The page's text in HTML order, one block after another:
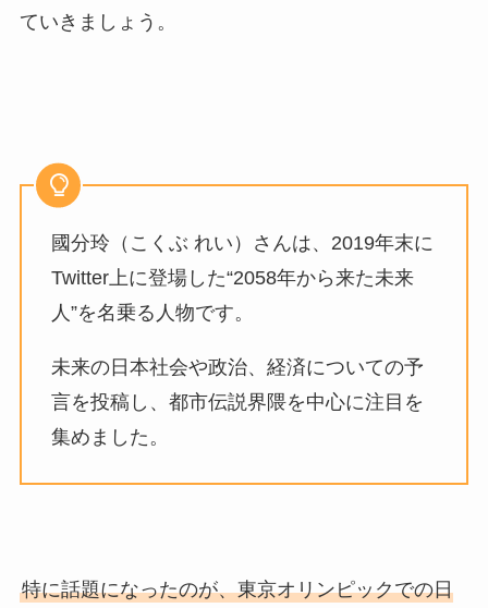
ていきましょう。
國分玲（こくぶ れい）さんは、2019年末に
Twitter上に登場した“2058年から来た未来
人”を名乗る人物です。
未来の日本社会や政治、経済についての予
言を投稿し、都市伝説界隈を中心に注目を
集めました。
特に話題になったのが、東京オリンピックでの日